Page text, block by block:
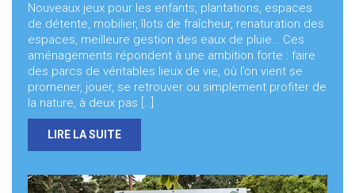
Nouveaux jeux pour les enfants, plantations, espaces
de détente, mobilier, îlots de fraîcheur, renaturation des
espaces, meilleure gestion des eaux de pluie… Ces
aménagements répondent à une ambition forte : faire
des parcs de véritables lieux de vie, où l’on vient se
promener, jouer, se retrouver ou simplement profiter de
la nature, à deux pas […]
LIRE LA SUITE